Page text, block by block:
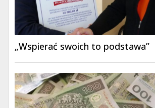
„Wspierać swoich to podstawa”